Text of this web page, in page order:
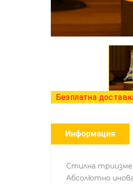
Безплатна
Информация
Стилна
Абсолютно